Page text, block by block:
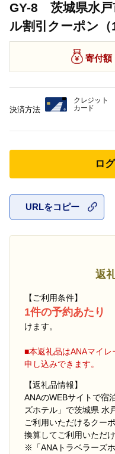
GY-8 茨城県水戸
ル割引クーポン（
寄付額
ロ
URLをコピー
返
【ご利用条件】
1件の予約あたり
けます。
■本返礼品はANAマイ
申し込みできます。
【返礼品情報】
ANAのWEBサイトで宿
ズホテル」で茨城県 水
ご利用いただけるクー
換算してご利用いただ
※「ANAトラベラーズ
決済方法
クレジット
カード